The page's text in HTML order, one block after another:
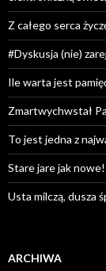
Z całego serca
#Dyskusja (nie)
Ile warta jest
Zmartwychwstał
To jest jedna z
Stare jare jak
Usta milczą, dusza
ARCHIWA